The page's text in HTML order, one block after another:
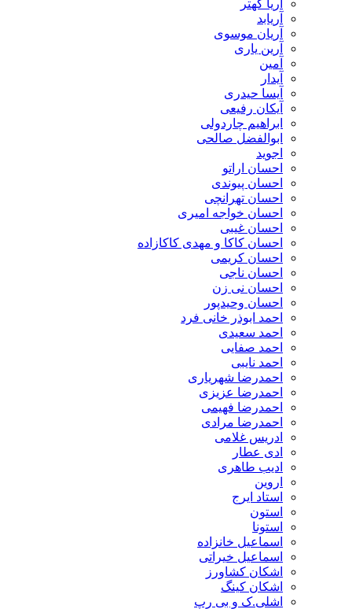
آریا کهتر
آریان موسوی
آرین یاری
آیسا حیدری
آیکان رفیعی
ابراهیم چاردولی
ابوالفضل صالحی
احسان اراتو
احسان پیوندی
احسان تهرانچی
احسان خواجه امیری
احسان غیبی
احسان کاکا و مهدی کاکازاده
احسان کریمی
احسان ناجی
احسان نی زن
احسان وحیدپور
احمد ابوذر خانی فرد
احمد سعیدی
احمد صفایی
احمد نایبی
احمدرضا شهریاری
احمدرضا عزیزی
احمدرضا فهیمی
احمدرضا مرادی
ادریس غلامی
ادی عطار
ادیب طاهری
استاد ایرج
اسماعیل خانزاده
اسماعیل خیراتی
اشکان کشاورز
اشکان کینگ
اشلی.ک و بی رپ